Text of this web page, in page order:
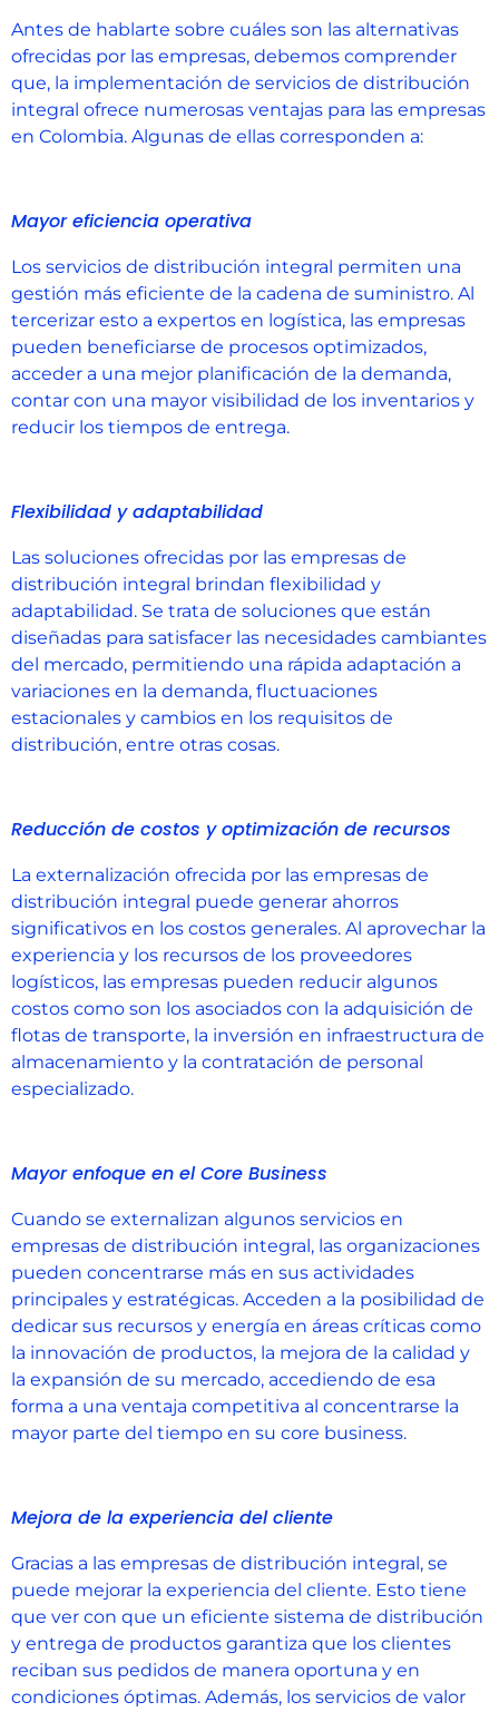
Antes de hablarte sobre cuáles son las alternativas
ofrecidas por las empresas, debemos comprender
que, la implementación de servicios de distribución
integral ofrece numerosas ventajas para las empresas
en Colombia. Algunas de ellas corresponden a:
Mayor eficiencia operativa
Los servicios de distribución integral permiten una
gestión más eficiente de la cadena de suministro. Al
tercerizar esto a expertos en logística, las empresas
pueden beneficiarse de procesos optimizados,
acceder a una mejor planificación de la demanda,
contar con una mayor visibilidad de los inventarios y
reducir los tiempos de entrega.
Flexibilidad y adaptabilidad
Las soluciones ofrecidas por las empresas de
distribución integral brindan flexibilidad y
adaptabilidad. Se trata de soluciones que están
diseñadas para satisfacer las necesidades cambiantes
del mercado, permitiendo una rápida adaptación a
variaciones en la demanda, fluctuaciones
estacionales y cambios en los requisitos de
distribución, entre otras cosas.
Reducción de costos y optimización de recursos
La externalización ofrecida por las empresas de
distribución integral puede generar ahorros
significativos en los costos generales. Al aprovechar la
experiencia y los recursos de los proveedores
logísticos, las empresas pueden reducir algunos
costos como son los asociados con la adquisición de
flotas de transporte, la inversión en infraestructura de
almacenamiento y la contratación de personal
especializado.
Mayor enfoque en el Core Business
Cuando se externalizan algunos servicios en
empresas de distribución integral, las organizaciones
pueden concentrarse más en sus actividades
principales y estratégicas. Acceden a la posibilidad de
dedicar sus recursos y energía en áreas críticas como
la innovación de productos, la mejora de la calidad y
la expansión de su mercado, accediendo de esa
forma a una ventaja competitiva al concentrarse la
mayor parte del tiempo en su core business.
Mejora de la experiencia del cliente
Gracias a las empresas de distribución integral, se
puede mejorar la experiencia del cliente. Esto tiene
que ver con que un eficiente sistema de distribución
y entrega de productos garantiza que los clientes
reciban sus pedidos de manera oportuna y en
condiciones óptimas. Además, los servicios de valor